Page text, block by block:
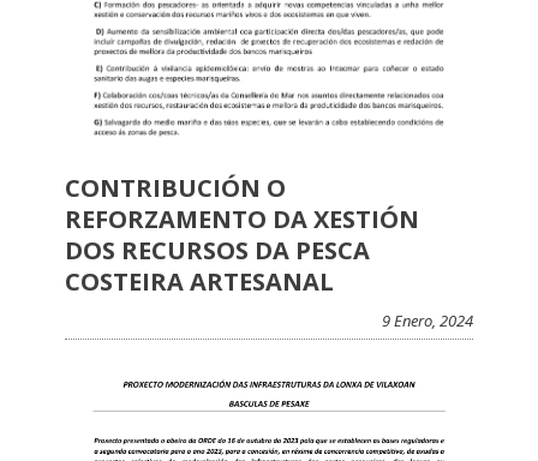
CONTRIBUCIÓN O
REFORZAMENTO DA XESTIÓN
DOS RECURSOS DA PESCA
COSTEIRA ARTESANAL
9 Enero, 2024